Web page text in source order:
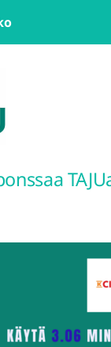
Jumppatiimi